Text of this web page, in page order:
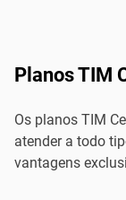
Planos TIM
Os planos TIM
atender a todo
vantagens